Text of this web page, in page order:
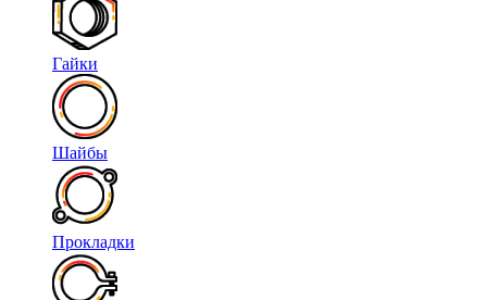
Гайки
Шайбы
Прокладки